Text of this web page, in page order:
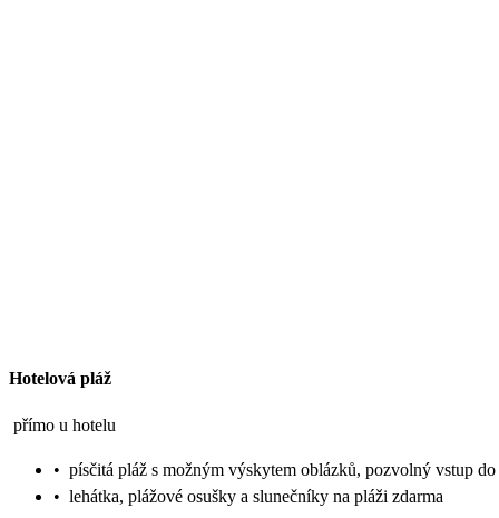
Hotelová pláž
přímo u hotelu
• písčitá pláž s možným výskytem oblázků, pozvolný vstup do
• lehátka, plážové osušky a slunečníky na pláži zdarma